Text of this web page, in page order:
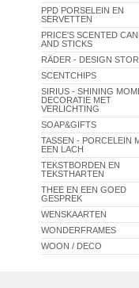
PPD PORSELEIN EN
SERVETTEN
PRICE'S SCENTED
AND STICKS
RÄDER - DESIGN
SCENTCHIPS
SIRIUS - SHINING
DECORATIE MET
VERLICHTING
SOAP&GIFTS
TASSEN - PORCELEIN
EEN LACH
TEKSTBORDEN EN
TEKSTHARTEN
THEE EN EEN GOED
GESPREK
WENSKAARTEN
WONDERFRAMES
WOON / DECO